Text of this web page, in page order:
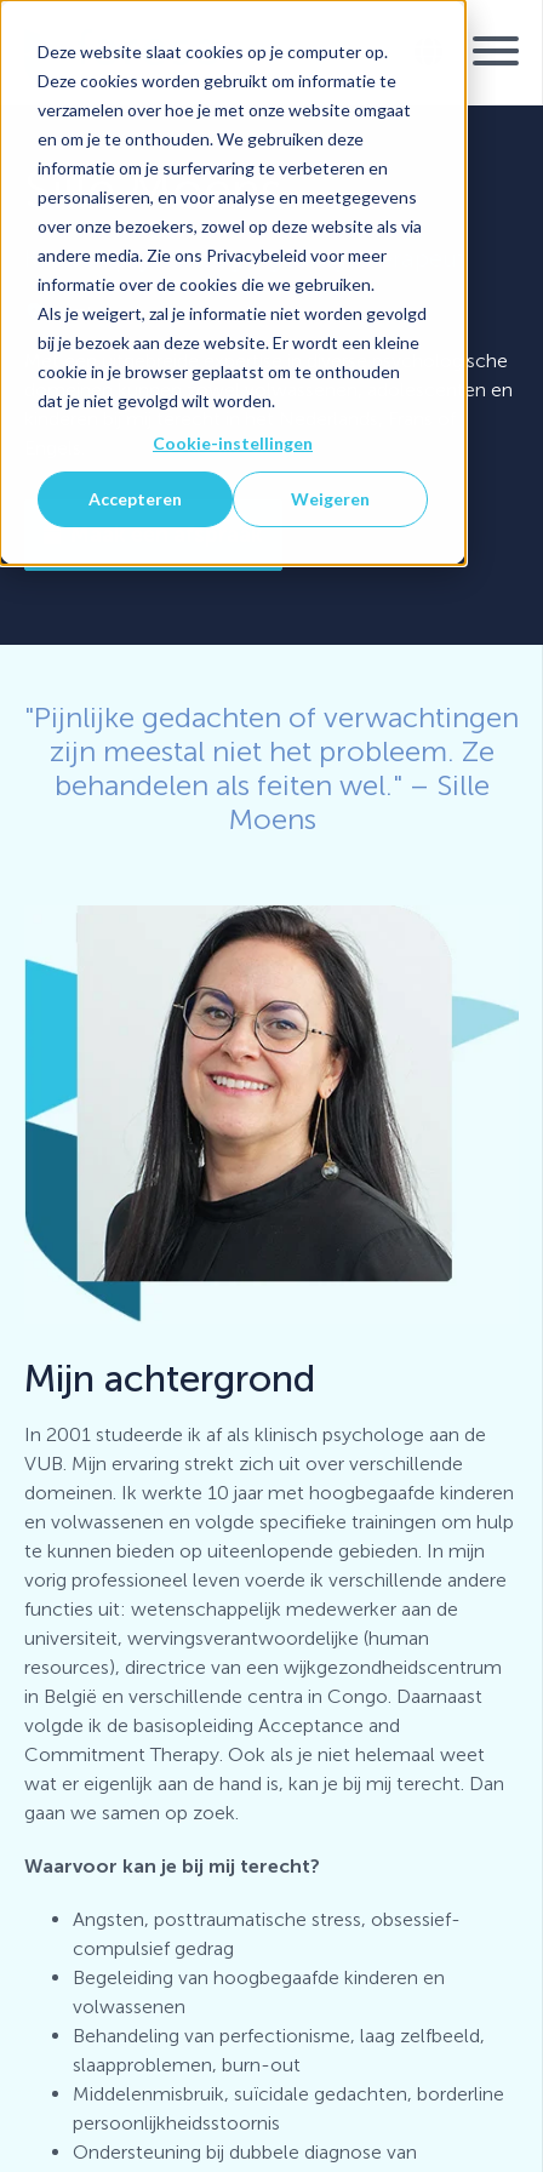
Deze website slaat cookies op je computer op.
Deze cookies worden gebruikt om informatie te
verzamelen over hoe je met onze website omgaat
en om je te onthouden. We gebruiken deze
informatie om je surfervaring te verbeteren en
personaliseren, en voor analyse en meetgegevens
over onze bezoekers, zowel op deze website als via
andere media. Zie ons Privacybeleid voor meer
informatie over de cookies die we gebruiken.
Als je weigert, zal je informatie niet worden gevolgd
bij je bezoek aan deze website. Er wordt een kleine
cookie in je browser geplaatst om te onthouden
dat je niet gevolgd wilt worden.
Cookie-instellingen
Accepteren Weigeren
Sille Moens
Klinisch psycholoog - gedragstherapeut
Brussel
Met een uitgebreide expertise in diverse psychologische
domeinen kunnen zowel volwassenen, adolescenten en
Maak een afspraak
"Pijnlijke gedachten of verwachtingen
zijn meestal niet het probleem. Ze
behandelen als feiten wel." – Sille
Moens
Mijn achtergrond
In 2001 studeerde ik af als klinisch psychologe aan de
VUB. Mijn ervaring strekt zich uit over verschillende
domeinen. Ik werkte 10 jaar met hoogbegaafde kinderen
en volwassenen en volgde specifieke trainingen om hulp
te kunnen bieden op uiteenlopende gebieden. In mijn
vorig professioneel leven voerde ik verschillende andere
functies uit: wetenschappelijk medewerker aan de
universiteit, wervingsverantwoordelijke (human
resources), directrice van een wijkgezondheidscentrum
in België en verschillende centra in Congo. Daarnaast
volgde ik de basisopleiding Acceptance and
Commitment Therapy. Ook als je niet helemaal weet
wat er eigenlijk aan de hand is, kan je bij mij terecht. Dan
gaan we samen op zoek.
Waarvoor kan je bij mij terecht?
Angsten, posttraumatische stress, obsessief-
compulsief gedrag
Begeleiding van hoogbegaafde kinderen en
volwassenen
Behandeling van perfectionisme, laag zelfbeeld,
slaapproblemen, burn-out
Middelenmisbruik, suïcidale gedachten, borderline
persoonlijkheidsstoornis
Ondersteuning bij dubbele diagnose van